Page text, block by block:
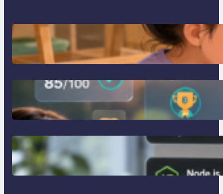
การสอนเขียนโปรแกรม (Coding)
สำหรับเด็กเล็ก
การสร้างระบบ Online Learning ด้วย
Moodle LMS
การจำลอง Server ทดสอบแล็ปด้วย
Laragon